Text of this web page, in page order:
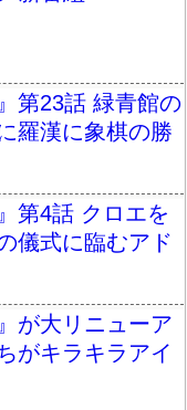
第23話 緑青館の
羅漢に象棋の勝
第4話 クロエを
儀式に臨むアド
が大リニューア
がキラキラアイ